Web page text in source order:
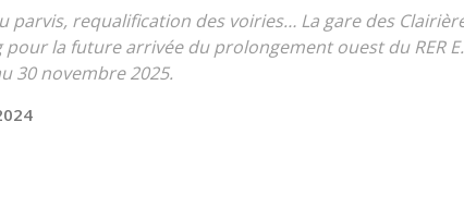
parvis, requalification des voiries… La gare des
la future arrivée du prolongement ouest du RER
30 novembre 2025.